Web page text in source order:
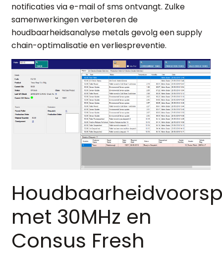
notificaties via e-mail of sms ontvangt. Zulke
samenwerkingen verbeteren de
houdbaarheidsanalyse metals gevolg een supply
chain-optimalisatie en verliespreventie.
met 30MHz en
Consus Fresh